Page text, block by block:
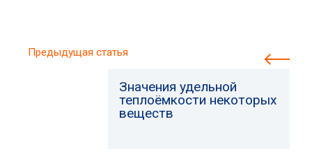
Предыдущая статья
Значения удельной
теплоёмкости некоторых
веществ